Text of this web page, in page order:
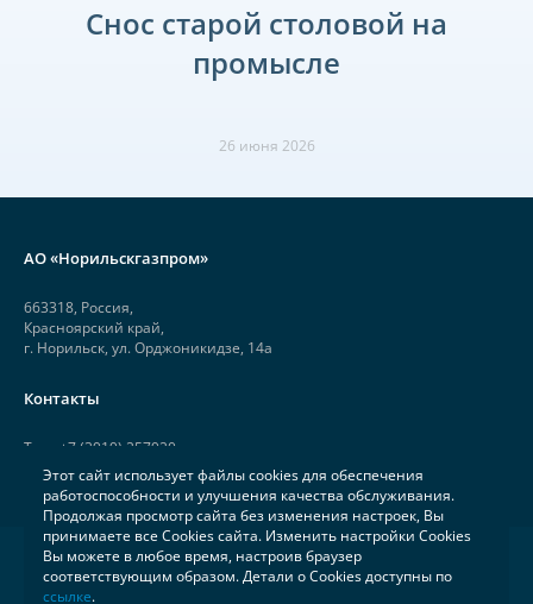
Снос старой столовой на
промысле
26 июня 2026
АО «Норильскгазпром»
663318, Россия,
Красноярский край,
г. Норильск, ул. Орджоникидзе, 14а
Контакты
Тел.: +7 (3919) 257920
Факс: +7 (3919) 257926
2006—2026 АО «Норильскгазпром»
Этот сайт использует файлы cookies для обеспечения
работоспособности и улучшения качества обслуживания.
Продолжая просмотр сайта без изменения настроек, Вы
принимаете все Cookies сайта. Изменить настройки Cookies
Вы можете в любое время, настроив браузер
соответствующим образом. Детали о Cookies доступны по
ссылке.